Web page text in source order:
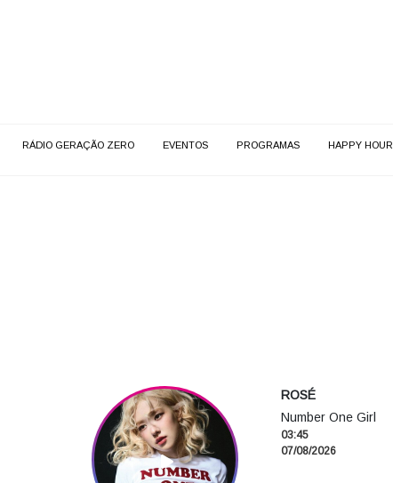
RÁDIO GERAÇÃO ZERO EVENTOS PROGRAMAS HAPPY HOUR
ROSÉ
Number One Girl
03:45
07/08/2026